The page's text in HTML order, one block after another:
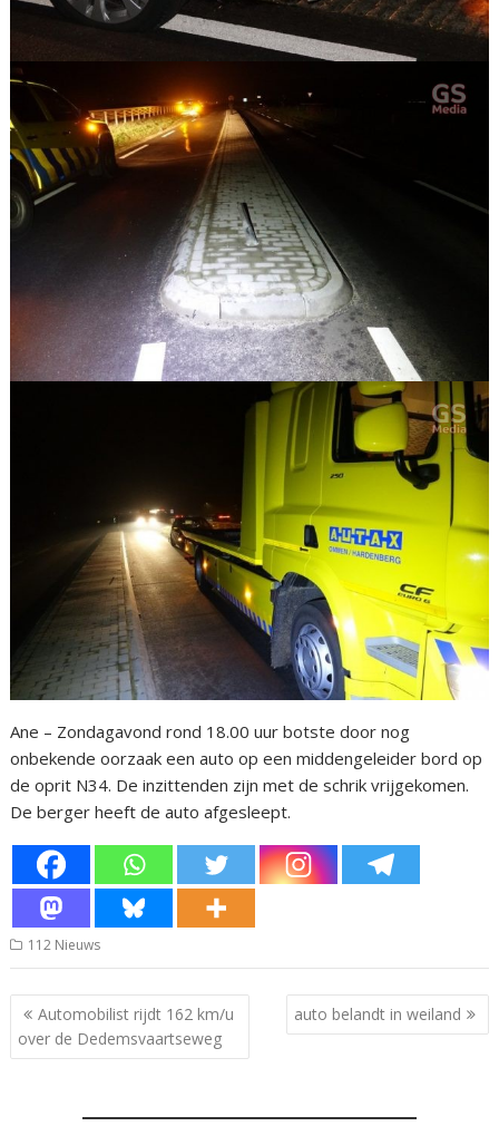
Ane – Zondagavond rond 18.00 uur botste door nog
onbekende oorzaak een auto op een middengeleider bord op
de oprit N34. De inzittenden zijn met de schrik vrijgekomen.
De berger heeft de auto afgesleept.
112 Nieuws
Bericht
navigatie
Automobilist rijdt 162 km/u
over de Dedemsvaartseweg
auto belandt in weiland